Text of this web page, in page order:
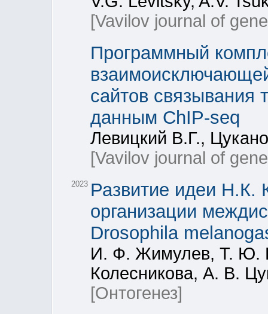
[Vavilov journal of
Программный
сайтов связывания
данным ChIP-seq
Левицкий В.Г.,
[Vavilov journal of
2023 Развитие идеи Н.К.
организации
Drosophila
И. Ф. Жимулев, Т. Ю.
Колесникова, А. В.
[Онтогенез]